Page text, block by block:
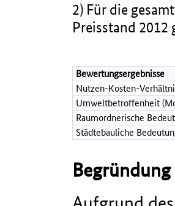
2) Für die
Preisstand 2012
Bewertungsergebnisse
Nutzen-Kosten-
Umweltbetroffenheit
Raumordnerische
Städtebauliche